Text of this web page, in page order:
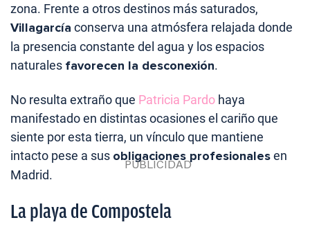
zona. Frente a otros destinos más saturados,
Villagarcía conserva una atmósfera relajada donde
la presencia constante del agua y los espacios
naturales favorecen la desconexión.
No resulta extraño que Patricia Pardo haya
manifestado en distintas ocasiones el cariño que
siente por esta tierra, un vínculo que mantiene
intacto pese a sus obligaciones profesionalesen
Madrid.
La playa de Compostela